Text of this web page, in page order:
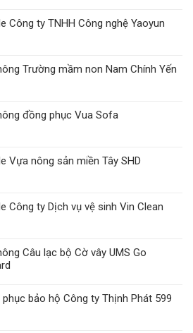
Công ty TNHH Công nghệ Yaoyun
Trường mầm non Nam Chính Yến
đồng phục Vua Sofa
Vựa nông sản miền Tây SHD
Công ty Dịch vụ vệ sinh Vin Clean
Câu lạc bộ Cờ vây UMS Go
bảo hộ Công ty Thịnh Phát 599